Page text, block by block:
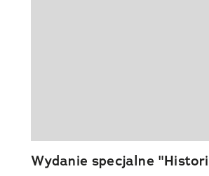
Wydanie specjalne